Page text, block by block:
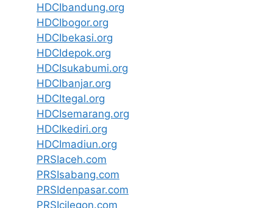
HDCIbandung.org
HDCIbogor.org
HDCIbekasi.org
HDCIdepok.org
HDCIsukabumi.org
HDCIbanjar.org
HDCItegal.org
HDCIsemarang.org
HDCIkediri.org
HDCImadiun.org
PRSIaceh.com
PRSIsabang.com
PRSIdenpasar.com
PRSIcilegon.com